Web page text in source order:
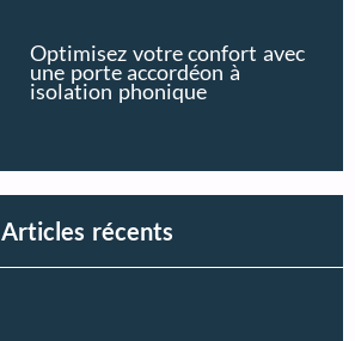
Optimisez votre confort avec
une porte accordéon à
isolation phonique
Articles récents